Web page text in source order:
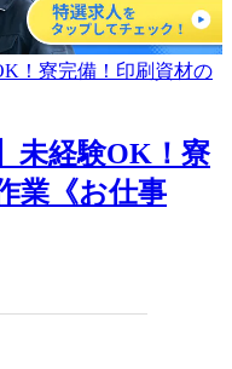
未経験OK！寮
業《お仕事